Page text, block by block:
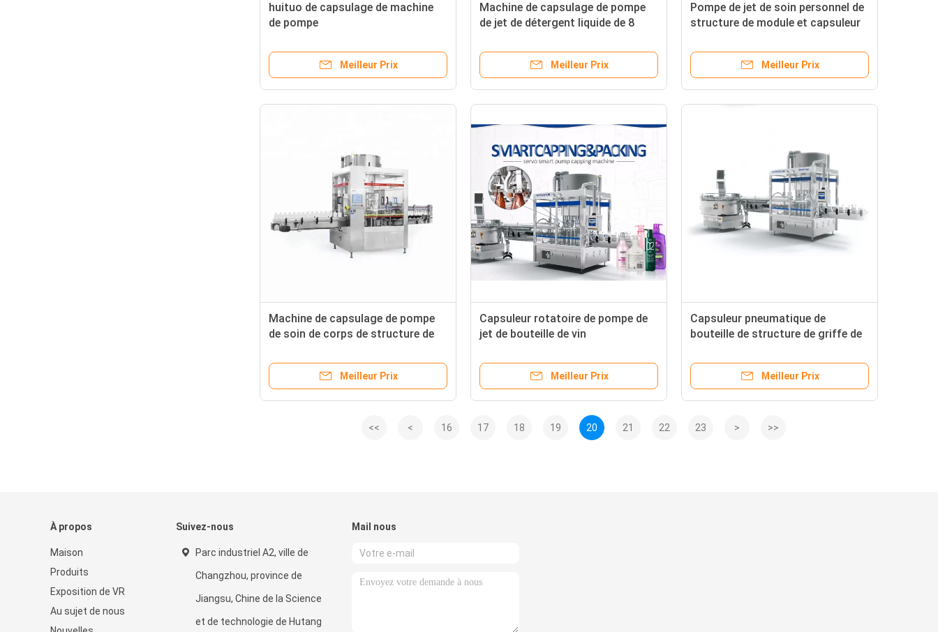
huituo de capsulage de machine
de pompe
Meilleur Prix
Machine de capsulage de pompe
de jet de détergent liquide de 8
Meilleur Prix
Pompe de jet de soin personnel de
structure de module et capsuleur
Meilleur Prix
Machine de capsulage de pompe
de soin de corps de structure de
Meilleur Prix
Capsuleur rotatoire de pompe de
jet de bouteille de vin
Meilleur Prix
Capsuleur pneumatique de
bouteille de structure de griffe de
Meilleur Prix
<< < 16 17 18 19 20 21 22 23 > >>
À propos
Maison
Produits
Exposition de VR
Au sujet de nous
Suivez-nous
Parc industriel A2, ville de
Changzhou, province de
Jiangsu, Chine de la Science
et de technologie de Hutang
Mail nous